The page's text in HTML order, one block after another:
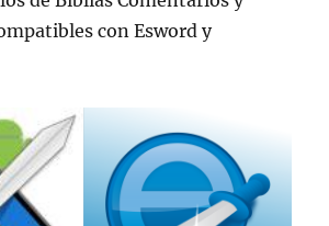
con Esword y